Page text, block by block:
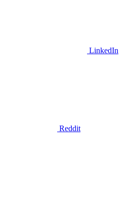
LinkedIn
Reddit